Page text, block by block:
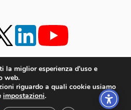
con noi
policy UE
Goliardica Editrice redazione in via Aquileia 64a,
la miglior esperienza d'uso e
web.
riguardo a quali cookie usiamo
impostazioni.